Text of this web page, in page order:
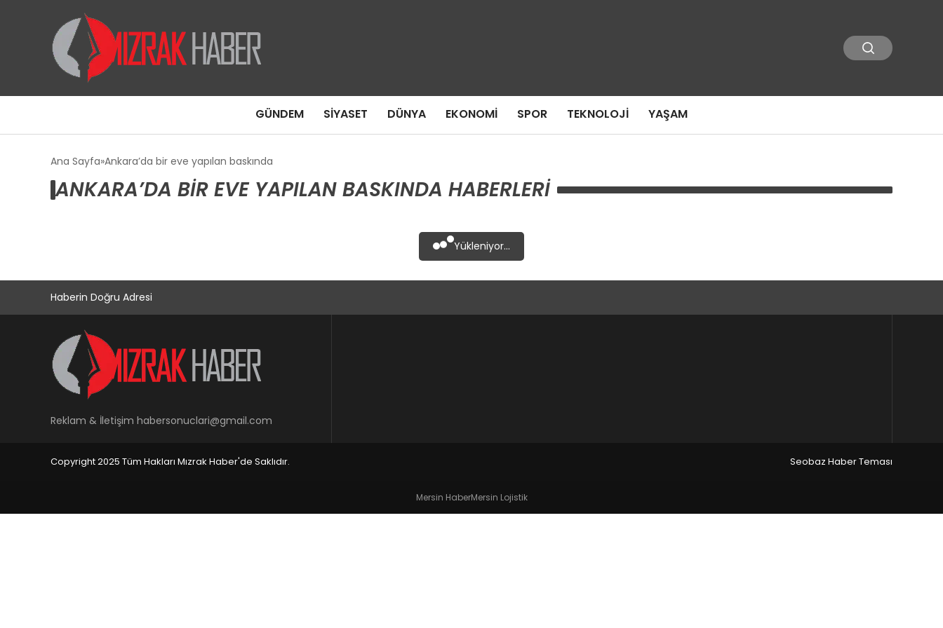
GÜNDEM SIYASET DÜNYA EKONOMI SPOR TEKNOLOJI YAŞAM
Ana Sayfa Ankara’da bir eve yapılan baskında
ANKARA’DA BIR EVE YAPILAN BASKINDA HABERLERI
Yükleniyor...
Haberin Doğru Adresi
Reklam & İletişim habersonuclari@gmail.com
Copyright 2025 Tüm Hakları Mızrak Haber'de Saklıdır. Seobaz Haber Teması
Mersin HaberMersin Lojistik